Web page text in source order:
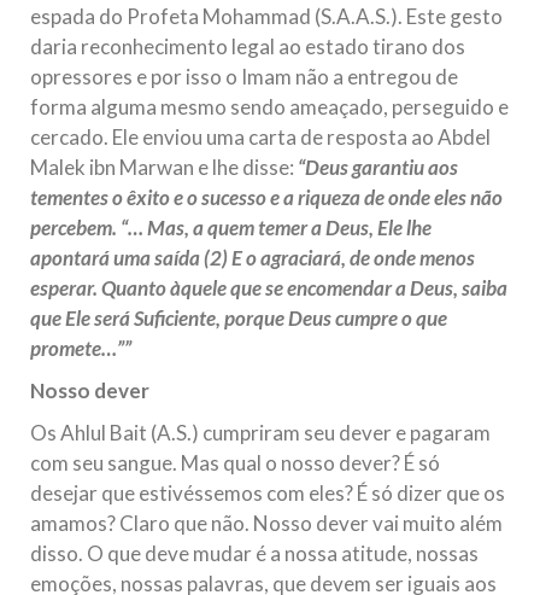
espada do Profeta Mohammad (S.A.A.S.). Este gesto
daria reconhecimento legal ao estado tirano dos
opressores e por isso o Imam não a entregou de
forma alguma mesmo sendo ameaçado, perseguido e
cercado. Ele enviou uma carta de resposta ao Abdel
Malek ibn Marwan e lhe disse: “Deus garantiu aos
tementes o êxito e o sucesso e a riqueza de onde eles não
percebem. “… Mas, a quem temer a Deus, Ele lhe
apontará uma saída (2) E o agraciará, de onde menos
esperar. Quanto àquele que se encomendar a Deus, saiba
que Ele será Suficiente, porque Deus cumpre o que
promete…””
Nosso dever
Os Ahlul Bait (A.S.) cumpriram seu dever e pagaram
com seu sangue. Mas qual o nosso dever? É só
desejar que estivéssemos com eles? É só dizer que os
amamos? Claro que não. Nosso dever vai muito além
disso. O que deve mudar é a nossa atitude, nossas
emoções, nossas palavras, que devem ser iguais aos